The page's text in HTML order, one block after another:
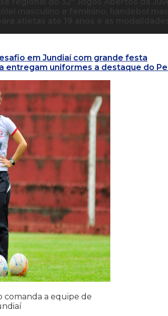
em Jundiaí com grande festa
entregam uniformes a destaque do
comanda a equipe de